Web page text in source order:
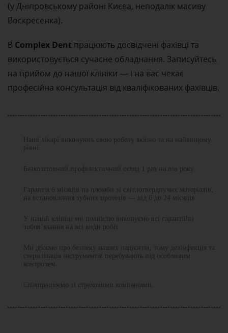
(у Дніпровському районі Києва, неподалік масиву
Воскресенка).
В Complex Dent працюють досвідчені фахівці та
використовується сучасне обладнання. Записуйтесь
на прийом до нашої клініки — і на вас чекає
професійна консультація від кваліфікованих фахівців.
Наші лікарі виконують свою роботу якісно та на найвищому
рівні.
Безкоштовний профілактичний огляд 1 раз на пів року.
Гарантія 6 місяців на пломби зі світлотверднучих матеріалів,
на встановлення зубних протезів — від 6 до 24 місяців.
У нашій клініці ми повністю виконуємо всі гарантійні
зобов’язання на всі види робіт.
Ми дбаємо про безпеку наших пацієнтів, тому дезінфекція та
стерилізація інструментів перебувають під особливим
контролем.
Співпрацюємо зі страховими компаніями.